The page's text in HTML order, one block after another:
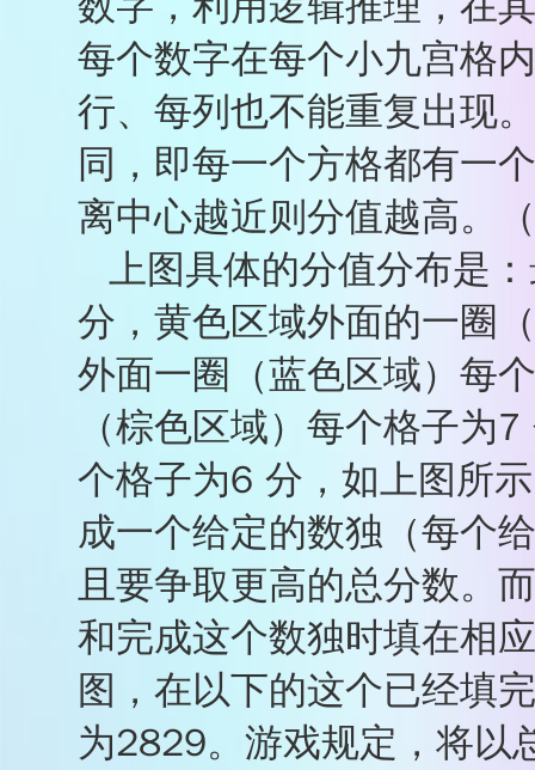
每个数字在每个小九宫格
行、每列也不能重复出现
同，即每一个方格都有一
离中心越近则分值越高。
上图具体的分值分布是
分，黄色区域外面的一圈
外面一圈（蓝色区域）每
（棕色区域）每个格子为
个格子为6 分，如上图所
成一个给定的数独（每个
且要争取更高的总分数。
和完成这个数独时填在相
图，在以下的这个已经填
为2829。游戏规定，将以